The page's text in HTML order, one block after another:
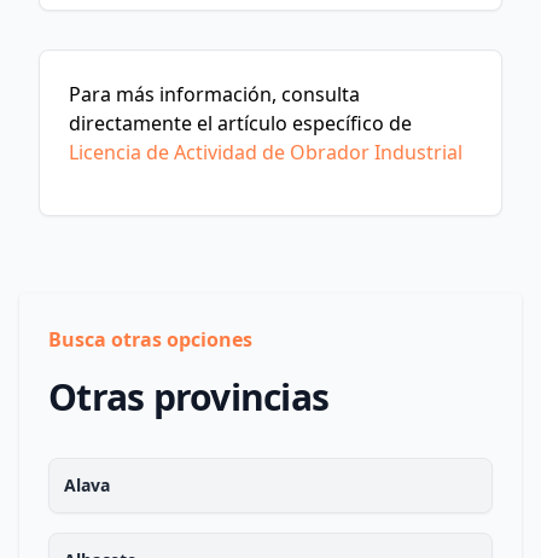
Para más información, consulta
directamente el artículo específico de
Licencia de Actividad de Obrador Industrial
Busca otras opciones
Otras provincias
Alava